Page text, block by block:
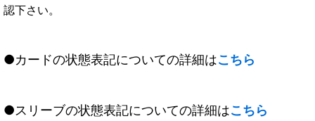
認下さい。
●カードの状態表記についての詳細はこちら
●スリーブの状態表記についての詳細はこちら